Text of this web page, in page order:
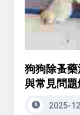
狗狗除蚤
與常見問
2025-